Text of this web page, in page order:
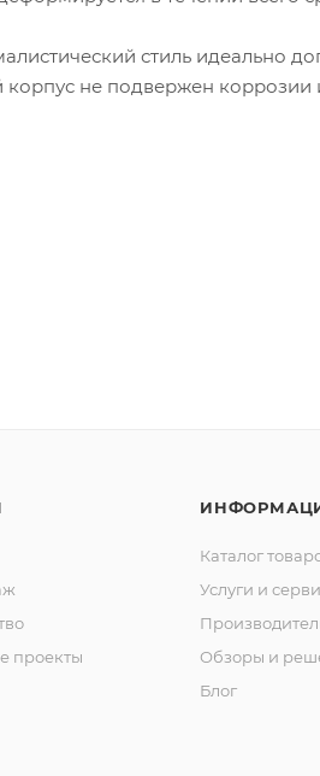
стиль идеально
корпус не подвержен
проекты
Каталог
Услуги и
Обзоры и
Блог